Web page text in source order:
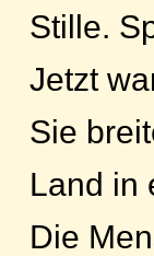
Stille.
Jetzt
Sie
Land in
Die